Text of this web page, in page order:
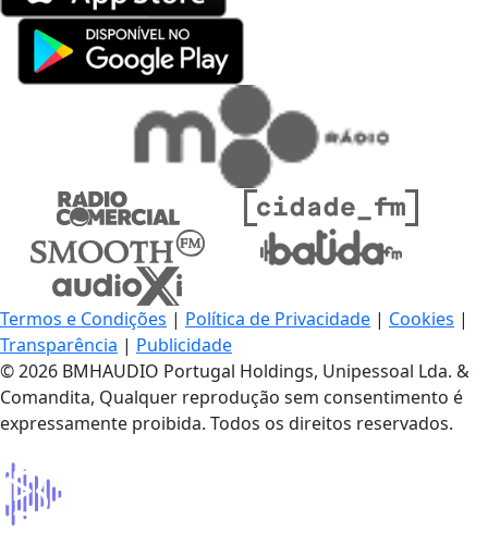
Termos e Condições | Política de Privacidade | Cookies |
Transparência | Publicidade
© 2026 BMHAUDIO Portugal Holdings, Unipessoal Lda. &
Comandita, Qualquer reprodução sem consentimento é
expressamente proibida. Todos os direitos reservados.